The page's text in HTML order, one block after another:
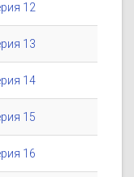
12
13
14
15
16